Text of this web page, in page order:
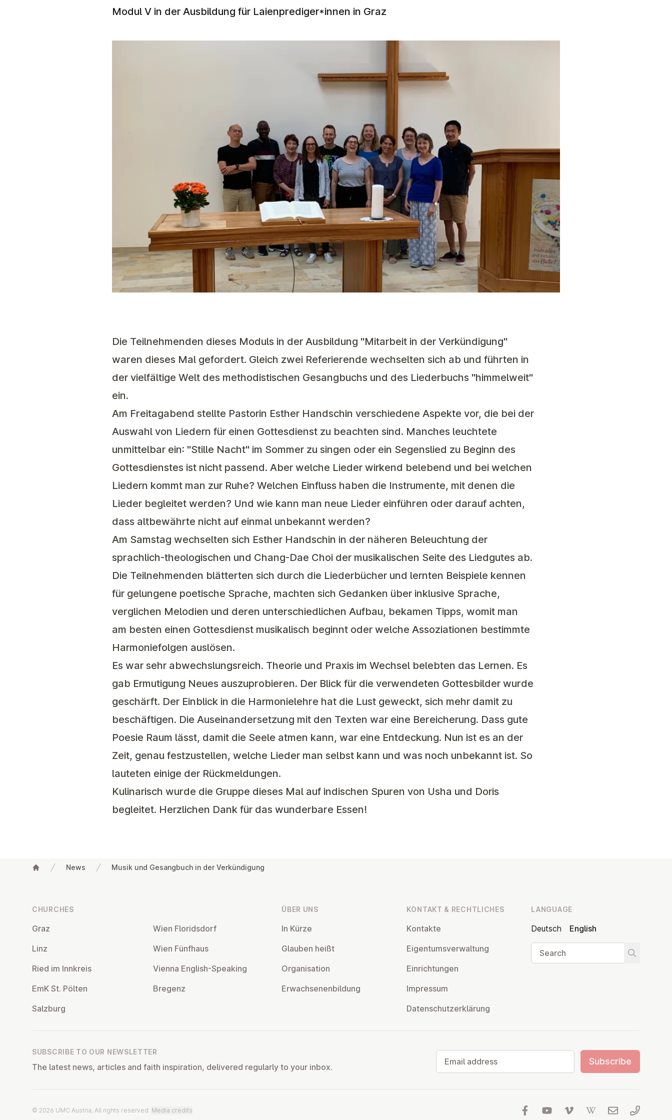
Modul V in der Ausbildung für Laienprediger*innen in Graz
Die Teilnehmenden dieses Moduls in der Ausbildung "Mitarbeit in der Verkündigung"
waren dieses Mal gefordert. Gleich zwei Referierende wechselten sich ab und führten in
der vielfältige Welt des methodistischen Gesangbuchs und des Liederbuchs "himmelweit"
ein.
Am Freitagabend stellte Pastorin Esther Handschin verschiedene Aspekte vor, die bei der
Auswahl von Liedern für einen Gottesdienst zu beachten sind. Manches leuchtete
unmittelbar ein: "Stille Nacht" im Sommer zu singen oder ein Segenslied zu Beginn des
Gottesdienstes ist nicht passend. Aber welche Lieder wirkend belebend und bei welchen
Liedern kommt man zur Ruhe? Welchen Einfluss haben die Instrumente, mit denen die
Lieder begleitet werden? Und wie kann man neue Lieder einführen oder darauf achten,
dass altbewährte nicht auf einmal unbekannt werden?
Am Samstag wechselten sich Esther Handschin in der näheren Beleuchtung der
sprachlich-theologischen und Chang-Dae Choi der musikalischen Seite des Liedgutes ab.
Die Teilnehmenden blätterten sich durch die Liederbücher und lernten Beispiele kennen
für gelungene poetische Sprache, machten sich Gedanken über inklusive Sprache,
verglichen Melodien und deren unterschiedlichen Aufbau, bekamen Tipps, womit man
am besten einen Gottesdienst musikalisch beginnt oder welche Assoziationen bestimmte
Harmoniefolgen auslösen.
Es war sehr abwechslungsreich. Theorie und Praxis im Wechsel belebten das Lernen. Es
gab Ermutigung Neues auszuprobieren. Der Blick für die verwendeten Gottesbilder wurde
geschärft. Der Einblick in die Harmonielehre hat die Lust geweckt, sich mehr damit zu
beschäftigen. Die Auseinandersetzung mit den Texten war eine Bereicherung. Dass gute
Poesie Raum lässt, damit die Seele atmen kann, war eine Entdeckung. Nun ist es an der
Zeit, genau festzustellen, welche Lieder man selbst kann und was noch unbekannt ist. So
lauteten einige der Rückmeldungen.
Kulinarisch wurde die Gruppe dieses Mal auf indischen Spuren von Usha und Doris
begleitet. Herzlichen Dank für das wunderbare Essen!
News Musik und Gesangbuch in der Verkündigung
CHURCHES
Graz
Linz
Ried im Innkreis
EmK St. Pölten
Salzburg
Wien Flor­idsdorf
Wien Fünfhaus
Vienna English-Speaking
Bregenz
ÜBER UNS
In Kürze
Glauben heißt
Or­gan­isa­tion
Er­wach­sen­en­bildung
KONTAKT & RECHT­LICHES
Kontakte
Ei­gentums­ver­wal­tung
Ein­rich­tun­gen
Impressum
Datens­chutzerklärung
LANGUAGE
Deutsch
English
Search
Start
SUBSCRIBE TO OUR NEWSLETTER
The latest news, articles and faith inspiration, delivered regularly to your inbox.
Email address
Subscribe
© 2026 UMC Austria, All rights reserved. Media credits